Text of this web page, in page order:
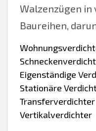
Walzenzügen in
Baureihen,
Eigenständige
Stationäre
Transferverdichter
Vertikalverdichter